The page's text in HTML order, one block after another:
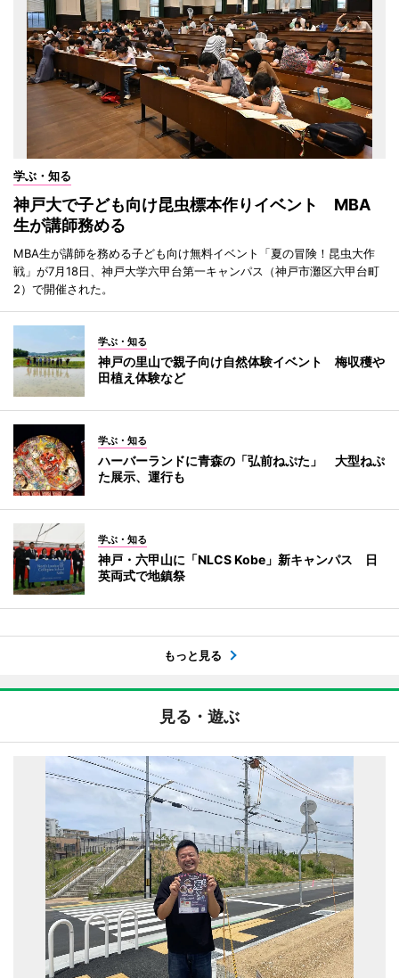
学ぶ・知る
神戸大で子ども向け昆虫標本作りイベント MBA
生が講師務める
MBA生が講師を務める子ども向け無料イベント「夏の冒険！昆虫大作
戦」が7月18日、神戸大学六甲台第一キャンパス（神戸市灘区六甲台町
2）で開催された。
学ぶ・知る
神戸の里山で親子向け自然体験イベント 梅収穫や
田植え体験など
学ぶ・知る
ハーバーランドに青森の「弘前ねぷた」 大型ねぷ
た展示、運行も
学ぶ・知る
神戸・六甲山に「NLCS Kobe」新キャンパス 日
英両式で地鎮祭
もっと見る
見る・遊ぶ